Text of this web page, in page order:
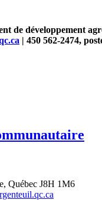
de développement
| 450 562-2474,
Québec J8H 1M6